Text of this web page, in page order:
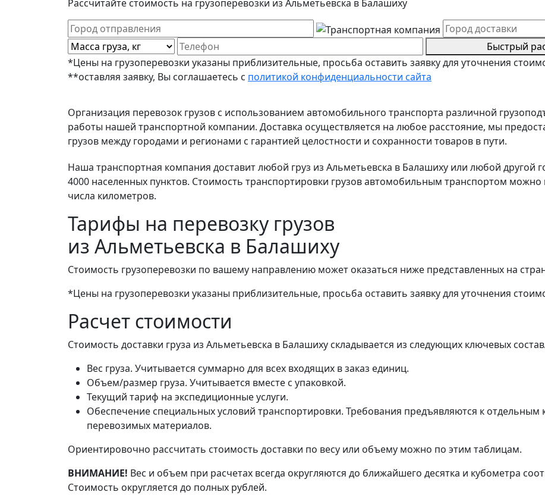
Рассчитайте стоимость на грузоперевозки из Альметьевска в Балашиху
Быстрый
*Цены на грузоперевозки указаны приблизительные, просьба оставить заявку для уточнения
**оставляя заявку, Вы соглашаетесь с политикой конфиденциальности сайта
Организация перевозок грузов с использованием автомобильного транспорта различной
работы нашей транспортной компании. Доставка осуществляется на любое расстояние, мы
грузов между городами и регионами с гарантией целостности и сохранности товаров в пути.
Наша транспортная компания доставит любой груз из Альметьевска в Балашиху или любой другой
4000 населенных пунктов. Стоимость транспортировки грузов автомобильным транспортом
числа километров.
Тарифы на перевозку грузов
из Альметьевска в Балашиху
Стоимость грузоперевозки по вашему направлению может оказаться ниже представленных на
*Цены на грузоперевозки указаны приблизительные, просьба оставить заявку для уточнения
Расчет стоимости
Стоимость доставки груза из Альметьевска в Балашиху складывается из следующих ключевых
Вес груза. Учитывается суммарно для всех входящих в заказ единиц.
Объем/размер груза. Учитывается вместе с упаковкой.
Текущий тариф на экспедиционные услуги.
Обеспечение специальных условий транспортировки. Требования предъявляются к отдельным
перевозимых материалов.
Ориентировочно рассчитать стоимость доставки по весу или объему можно по этим таблицам.
ВНИМАНИЕ! Вес и объем при расчетах всегда округляются до ближайшего десятка и кубометра
Стоимость округляется до полных рублей.